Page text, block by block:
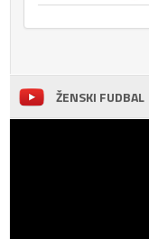
ŽENSKI FUDBAL